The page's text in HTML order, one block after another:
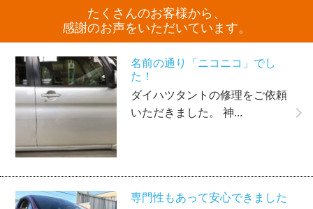
たくさんのお客様から、
感謝のお声をいただいています。
名前の通り「ニコニコ」でし
た！
ダイハツタントの修理をご依頼
いただきました。 神...
専門性もあって安心できました